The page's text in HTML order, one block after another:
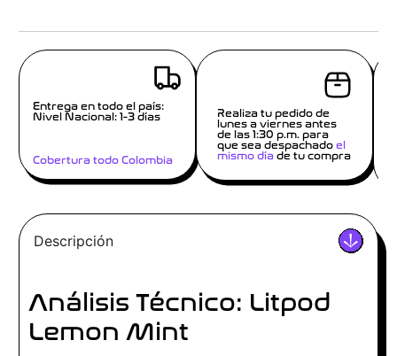
Entrega en todo el país:
Nivel Nacional: 1-3 días
Cobertura todo Colombia
Realiza tu pedido de
lunes a viernes antes
de las 1:30 p.m. para
que sea despachadoel
mismo díade tu compra
Descripción
Análisis Técnico: Litpod
Lemon Mint